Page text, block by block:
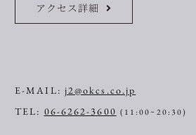
アクセス詳細
E-MAIL: j2@okcs.co.jp
TEL: 06-6262-3600 (11:00~20:30)